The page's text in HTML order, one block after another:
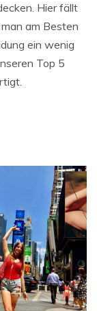
Hier fällt
am Besten
ein wenig
Top 5